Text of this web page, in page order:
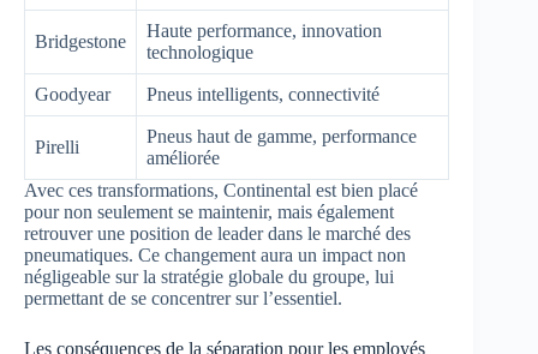
Bridgestone
Haute performance, innovation
technologique
Goodyear Pneus intelligents, connectivité
Pirelli
Pneus haut de gamme, performance
améliorée
Avec ces transformations, Continental est bien placé
pour non seulement se maintenir, mais également
retrouver une position de leader dans le marché des
pneumatiques. Ce changement aura un impact non
négligeable sur la stratégie globale du groupe, lui
permettant de se concentrer sur l’essentiel.
Les conséquences de la séparation pour les employés